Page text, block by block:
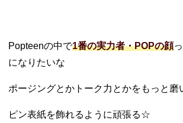
Popteenの中で1番の実力者・POPの顔
になりたいな
ポージングとかトーク力とかをもっと磨
ピン表紙を飾れるように頑張る☆